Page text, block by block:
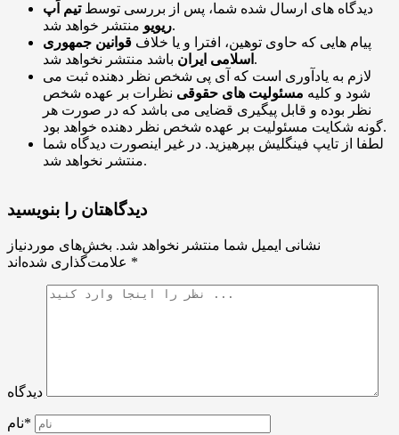
دیدگاه های ارسال شده شما، پس از بررسی توسطتیم اَپ
ریویومنتشر خواهد شد.
پیام هایی که حاوی توهین، افترا و یا خلاف قوانین جمهوری
اسلامی ایران باشد منتشر نخواهد شد.
لازم به یادآوری است که آی پی شخص نظر دهنده ثبت می
شود و کلیه مسئولیت های حقوقی نظرات بر عهده شخص
نظر بوده و قابل پیگیری قضایی می باشد که در صورت هر
گونه شکایت مسئولیت بر عهده شخص نظر دهنده خواهد بود.
لطفا از تایپ فینگلیش بپرهیزید. در غیر اینصورت دیدگاه شما
منتشر نخواهد شد.
دیدگاهتان را بنویسید
نشانی ایمیل شما منتشر نخواهد شد. بخش‌های موردنیاز
*
دیدگاه
نام*